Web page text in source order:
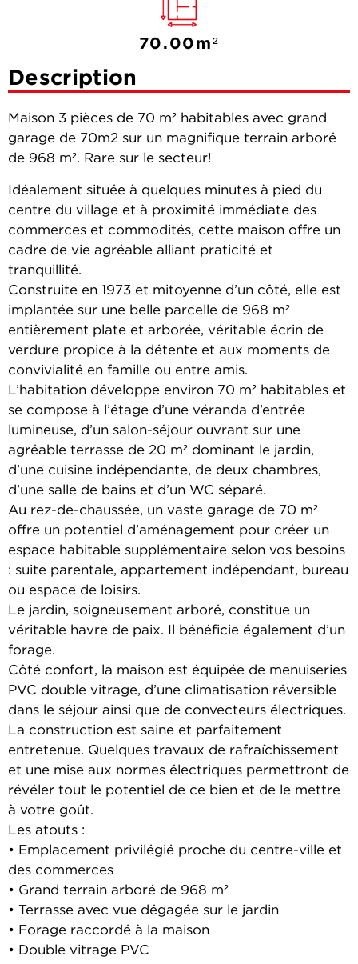
70.00m²
Description
Maison 3 pièces de 70 m² habitables avec grand
garage de 70m2 sur un magnifique terrain arboré
de 968 m². Rare sur le secteur!
Idéalement située à quelques minutes à pied du
centre du village et à proximité immédiate des
commerces et commodités, cette maison offre un
cadre de vie agréable alliant praticité et
tranquillité.
Construite en 1973 et mitoyenne d’un côté, elle est
implantée sur une belle parcelle de 968 m²
entièrement plate et arborée, véritable écrin de
verdure propice à la détente et aux moments de
convivialité en famille ou entre amis.
L’habitation développe environ 70 m² habitables et
se compose à l’étage d’une véranda d’entrée
lumineuse, d’un salon-séjour ouvrant sur une
agréable terrasse de 20 m² dominant le jardin,
d’une cuisine indépendante, de deux chambres,
d’une salle de bains et d’un WC séparé.
Au rez-de-chaussée, un vaste garage de 70 m²
offre un potentiel d’aménagement pour créer un
espace habitable supplémentaire selon vos besoins
: suite parentale, appartement indépendant, bureau
ou espace de loisirs.
Le jardin, soigneusement arboré, constitue un
véritable havre de paix. Il bénéficie également d’un
forage.
Côté confort, la maison est équipée de menuiseries
PVC double vitrage, d’une climatisation réversible
dans le séjour ainsi que de convecteurs électriques.
La construction est saine et parfaitement
entretenue. Quelques travaux de rafraîchissement
et une mise aux normes électriques permettront de
révéler tout le potentiel de ce bien et de le mettre
à votre goût.
Les atouts :
• Emplacement privilégié proche du centre-ville et
des commerces
• Grand terrain arboré de 968 m²
• Terrasse avec vue dégagée sur le jardin
• Forage raccordé à la maison
• Double vitrage PVC